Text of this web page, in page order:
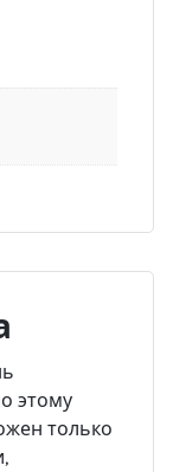
этому
только